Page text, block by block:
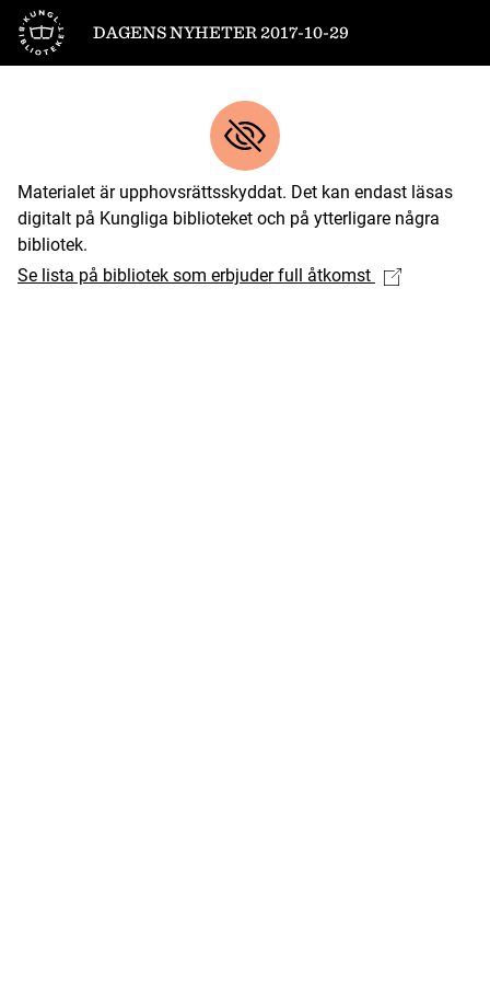
Till startsidan
DAGENS NYHETER 2017-10-29
Materialet är upphovsrättsskyddat. Det kan endast läsas
digitalt på Kungliga biblioteket och på ytterligare några
bibliotek.
Se lista på bibliotek som erbjuder full åtkomst